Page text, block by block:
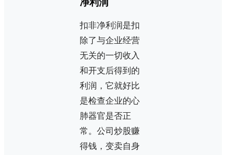
扣非净利润是扣
除了与企业经营
无关的一切收入
和开支后得到的
利润，它就好比
是检查企业的心
肺器官是否正
常。公司炒股赚
得钱，变卖自身